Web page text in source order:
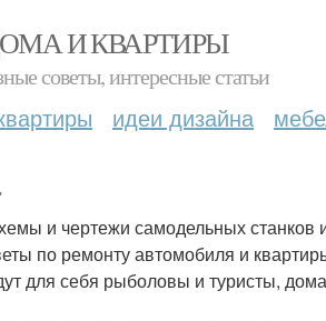
И КВАРТИРЫ
советы, интересные статьи
идеи дизайна
и чертежи самодельных станков
по ремонту автомобиля и
для себя рыболовы и туристы,